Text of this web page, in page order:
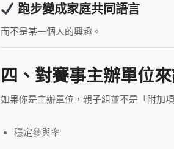
跑步變成家庭共同語言
而不是某一個人的興趣。
四、對賽事主辦單位
如果你是主辦單位，親子組並不是「附加
穩定參與率